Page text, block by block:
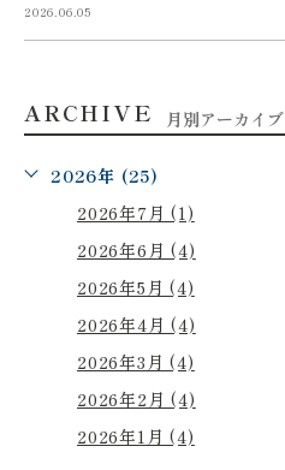
2026.06.05
ARCHIVE 月別アーカイブ
2026年 (25)
2026年7月 (1)
2026年6月 (4)
2026年5月 (4)
2026年4月 (4)
2026年3月 (4)
2026年2月 (4)
2026年1月 (4)